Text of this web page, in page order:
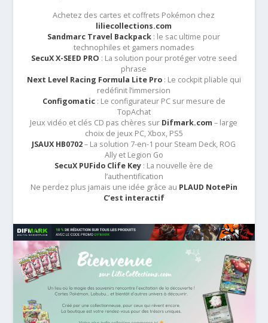
Achetez des cartes et coffrets Pokémon chez
liliecollections.com
Sandmarc Travel Backpack : le sac ultime pour
technophiles et gamers nomades
SecuX X-SEED PRO : La solution pour protéger votre seed
phrase
Next Level Racing Formula Lite Pro: Le cockpit pliable qui
redéfinit l’immersion
Configomatic: Le configurateur PC sur mesure de
TopAchat
Jeux vidéo et clés CD pas chères sur Difmark.com – large
choix de jeux PC, Xbox, PS5
JSAUX HB0702– La solution 7-en-1 pour Steam Deck, ROG
Ally et Legion Go
SecuX PUFido Clife Key : La nouvelle ère de
l’authentification
Ne perdez plus jamais une idée grâce au PLAUD NotePin
C’est interactif